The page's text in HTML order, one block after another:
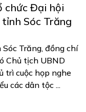
chức Đại hội
Sóc Trăng
Trăng, đồng chí
Chủ tịch UBND
trì cuộc họp nghe
các dân tộc ...